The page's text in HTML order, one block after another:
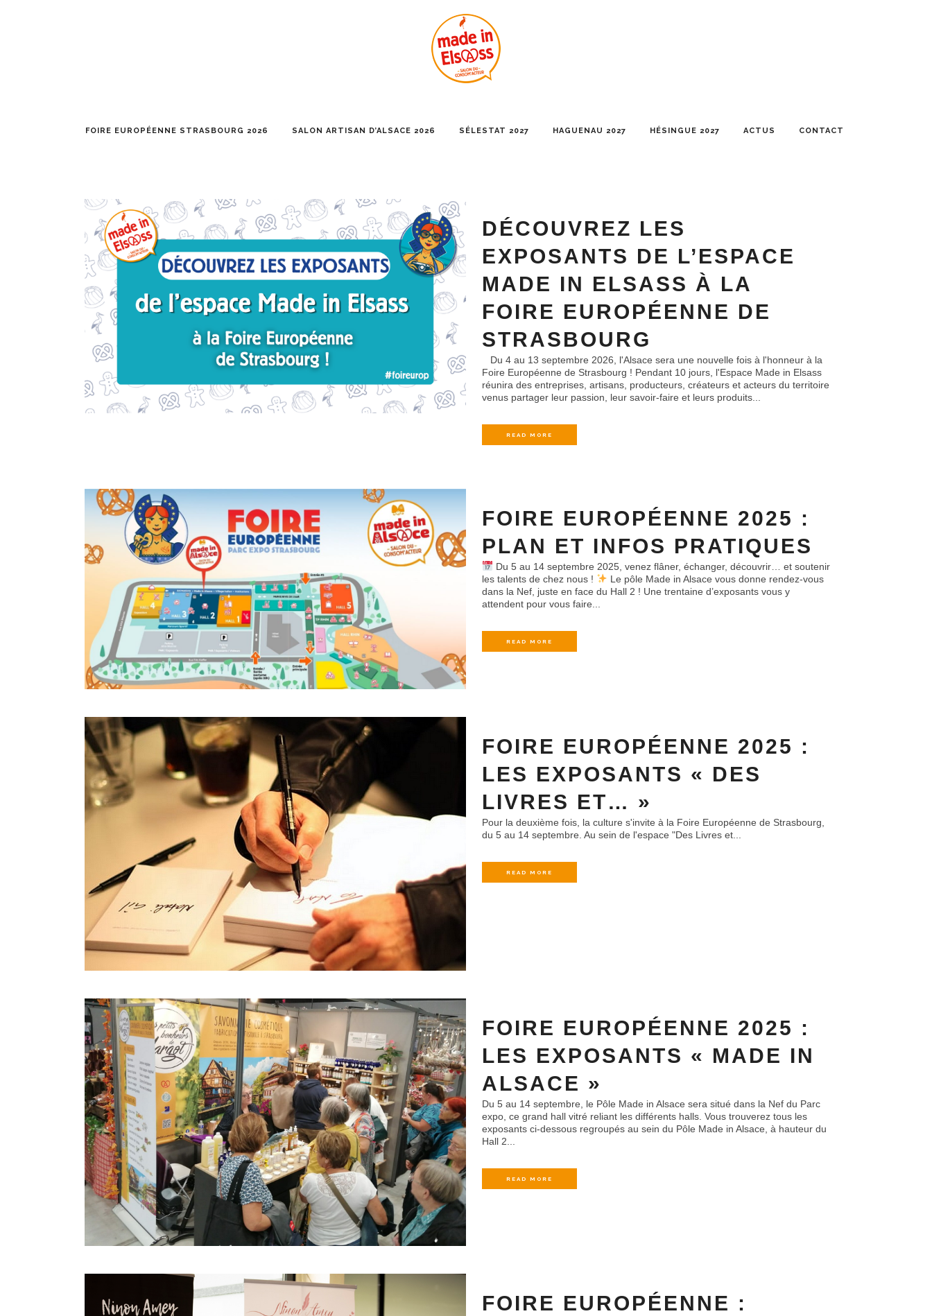
FOIRE EUROPÉENNE STRASBOURG 2026 SALON ARTISAN D’ALSACE 2026 SÉLESTAT 2027 HAGUENAU 2027 HÉSINGUE 2027 ACTUS CONTACT
DÉCOUVREZ LES
EXPOSANTS DE L’ESPACE
MADE IN ELSASS À LA
FOIRE EUROPÉENNE DE
STRASBOURG
Du 4 au 13 septembre 2026, l'Alsace sera une nouvelle fois à l'honneur à la
Foire Européenne de Strasbourg ! Pendant 10 jours, l'Espace Made in Elsass
réunira des entreprises, artisans, producteurs, créateurs et acteurs du territoire
venus partager leur passion, leur savoir-faire et leurs produits...
READ MORE
FOIRE EUROPÉENNE 2025 :
PLAN ET INFOS PRATIQUES
Du 5 au 14 septembre 2025, venez flâner, échanger, découvrir… et soutenir
les talents de chez nous !
Le pôle Made in Alsace vous donne rendez-vous
dans la Nef, juste en face du Hall 2 ! Une trentaine d’exposants vous y
attendent pour vous faire...
READ MORE
FOIRE EUROPÉENNE 2025 :
LES EXPOSANTS « DES
LIVRES ET… »
Pour la deuxième fois, la culture s'invite à la Foire Européenne de Strasbourg,
du 5 au 14 septembre. Au sein de l'espace "Des Livres et...
READ MORE
FOIRE EUROPÉENNE 2025 :
LES EXPOSANTS « MADE IN
ALSACE »
Du 5 au 14 septembre, le Pôle Made in Alsace sera situé dans la Nef du Parc
expo, ce grand hall vitré reliant les différents halls. Vous trouverez tous les
exposants ci-dessous regroupés au sein du Pôle Made in Alsace, à hauteur du
Hall 2...
READ MORE
FOIRE EUROPÉENNE :